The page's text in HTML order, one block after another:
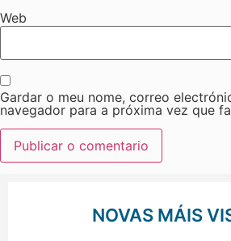
Web
Gardar o meu nome, correo
navegador para a próxima vez que
NOVAS MÁIS